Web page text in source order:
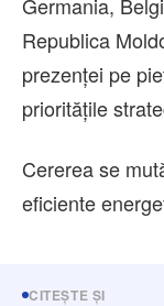
Republica
prezenței pe
prioritățile
Cererea se
eficiente
CITEȘTE ȘI